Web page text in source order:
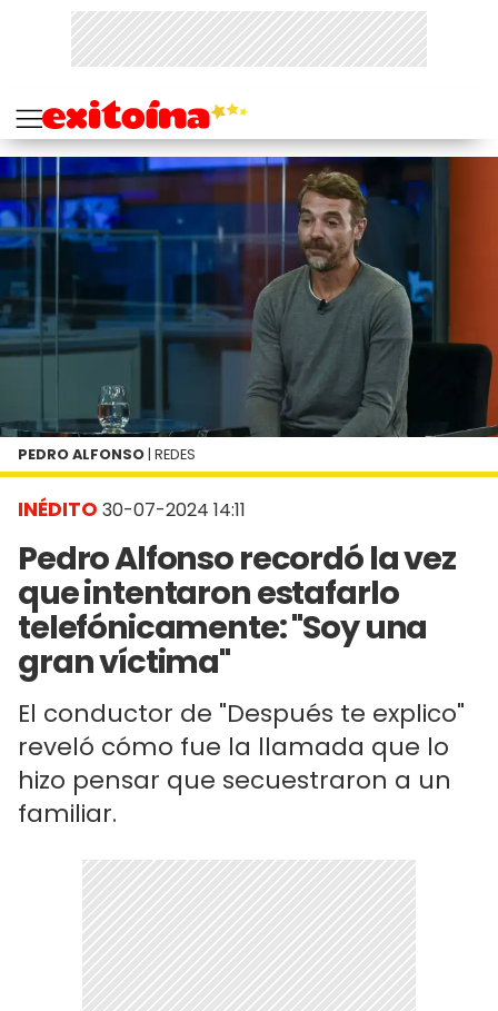
INÉDITO 30-07-2024 14:11
Pedro Alfonso recordó la vez
que intentaron estafarlo
telefónicamente: "Soy una
gran víctima"
El conductor de "Después te explico"
reveló cómo fue la llamada que lo
hizo pensar que secuestraron a un
familiar.
PEDRO ALFONSO | REDES